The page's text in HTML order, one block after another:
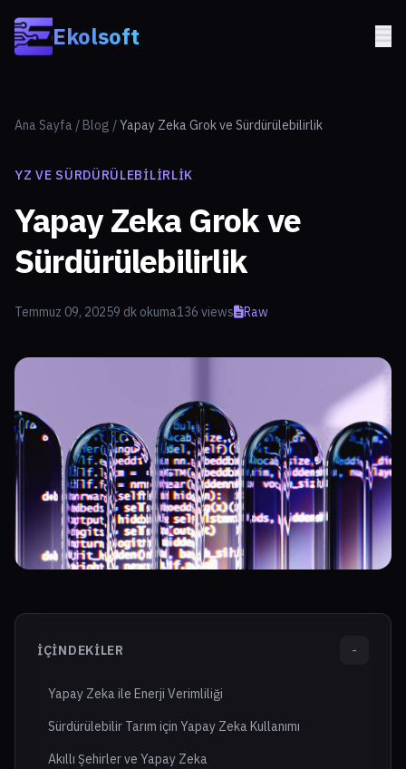
Ekolsoft
Ana Sayfa / Blog /Yapay Zeka Grok ve Sürdürülebilirlik
YZ VE SÜRDÜRÜLEBILIRLIK
Yapay Zeka Grok ve
Sürdürülebilirlik
Temmuz 09, 20259 dk okuma136 views Raw
İÇINDEKILER -
Yapay Zeka ile Enerji Verimliliği
Sürdürülebilir Tarım için Yapay Zeka Kullanımı
Akıllı Şehirler ve Yapay Zeka